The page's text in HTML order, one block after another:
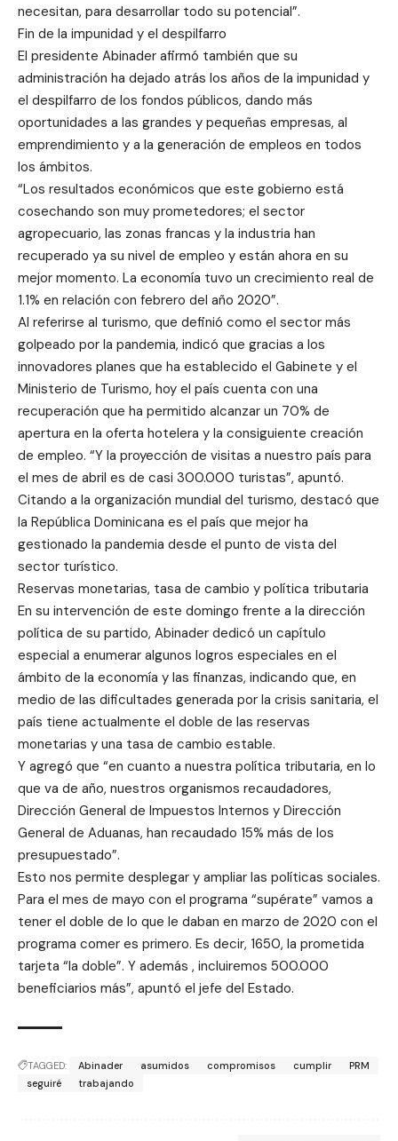
necesitan, para desarrollar todo su potencial”.
Fin de la impunidad y el despilfarro
El presidente Abinader afirmó también que su
administración ha dejado atrás los años de la impunidad y
el despilfarro de los fondos públicos, dando más
oportunidades a las grandes y pequeñas empresas, al
emprendimiento y a la generación de empleos en todos
los ámbitos.
“Los resultados económicos que este gobierno está
cosechando son muy prometedores; el sector
agropecuario, las zonas francas y la industria han
recuperado ya su nivel de empleo y están ahora en su
mejor momento. La economía tuvo un crecimiento real de
1.1% en relación con febrero del año 2020”.
Al referirse al turismo, que definió como el sector más
golpeado por la pandemia, indicó que gracias a los
innovadores planes que ha establecido el Gabinete y el
Ministerio de Turismo, hoy el país cuenta con una
recuperación que ha permitido alcanzar un 70% de
apertura en la oferta hotelera y la consiguiente creación
de empleo. “Y la proyección de visitas a nuestro país para
el mes de abril es de casi 300.000 turistas”, apuntó.
Citando a la organización mundial del turismo, destacó que
la República Dominicana es el país que mejor ha
gestionado la pandemia desde el punto de vista del
sector turístico.
Reservas monetarias, tasa de cambio y política tributaria
En su intervención de este domingo frente a la dirección
política de su partido, Abinader dedicó un capítulo
especial a enumerar algunos logros especiales en el
ámbito de la economía y las finanzas, indicando que, en
medio de las dificultades generada por la crisis sanitaria, el
país tiene actualmente el doble de las reservas
monetarias y una tasa de cambio estable.
Y agregó que “en cuanto a nuestra política tributaria, en lo
que va de año, nuestros organismos recaudadores,
Dirección General de Impuestos Internos y Dirección
General de Aduanas, han recaudado 15% más de los
presupuestado”.
Esto nos permite desplegar y ampliar las políticas sociales.
Para el mes de mayo con el programa “supérate” vamos a
tener el doble de lo que le daban en marzo de 2020 con el
programa comer es primero. Es decir, 1650, la prometida
tarjeta “la doble”. Y además , incluiremos 500.000
beneficiarios más”, apuntó el jefe del Estado.
TAGGED: Abinader asumidos compromisos cumplir
PRM
seguiré
trabajando